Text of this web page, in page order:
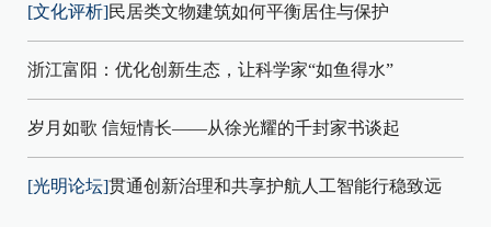
[文化评析]民居类文物建筑如何平衡居住与保护
浙江富阳：优化创新生态，让科学家“如鱼得水”
岁月如歌 信短情长——从徐光耀的千封家书谈起
[光明论坛]贯通创新治理和共享护航人工智能行稳致远